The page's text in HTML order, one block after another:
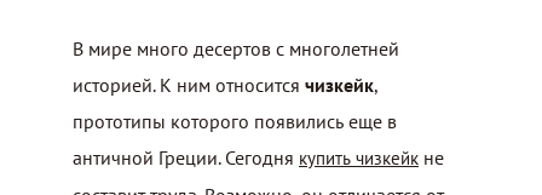
В мире много десертов с многолетней
историей. К ним относится чизкейк,
прототипы которого появились еще в
античной Греции. Сегодня купить чизкейк не